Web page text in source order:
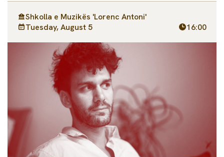
Shkolla e Muzikës 'Lorenc Antoni'
Tuesday, August 5
16:00